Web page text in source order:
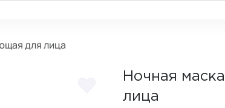
для лица
Ночная
лица